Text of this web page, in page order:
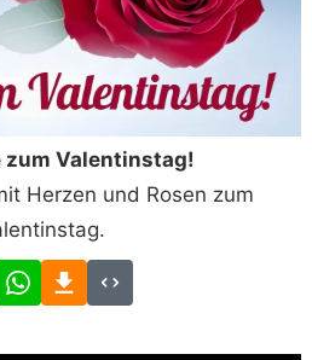
zum Valentinstag!
Herzen und Rosen zum